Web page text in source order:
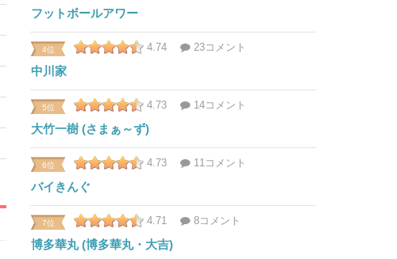
フットボールアワー
4位 4.74 23コメント
中川家
5位 4.73 14コメント
大竹一樹 (さまぁ～ず)
6位 4.73 11コメント
バイきんぐ
7位 4.71 8コメント
博多華丸 (博多華丸・大吉)